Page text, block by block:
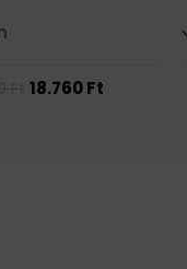
18.760Ft